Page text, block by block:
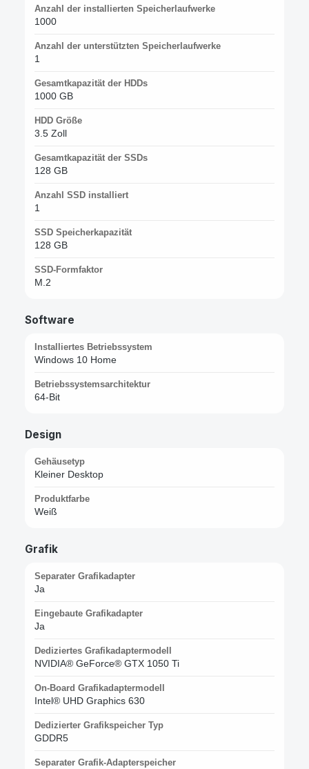
Anzahl der installierten Speicherlaufwerke
1000
Anzahl der unterstützten Speicherlaufwerke
1
Gesamtkapazität der HDDs
1000 GB
HDD Größe
3.5 Zoll
Gesamtkapazität der SSDs
128 GB
Anzahl SSD installiert
1
SSD Speicherkapazität
128 GB
SSD-Formfaktor
M.2
Software
Installiertes Betriebssystem
Windows 10 Home
Betriebssystemsarchitektur
64-Bit
Design
Gehäusetyp
Kleiner Desktop
Produktfarbe
Weiß
Grafik
Separater Grafikadapter
Ja
Eingebaute Grafikadapter
Ja
Dediziertes Grafikadaptermodell
NVIDIA® GeForce® GTX 1050 Ti
On-Board Grafikadaptermodell
Intel® UHD Graphics 630
Dedizierter Grafikspeicher Typ
GDDR5
Separater Grafik-Adapterspeicher